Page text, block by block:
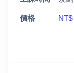
價格